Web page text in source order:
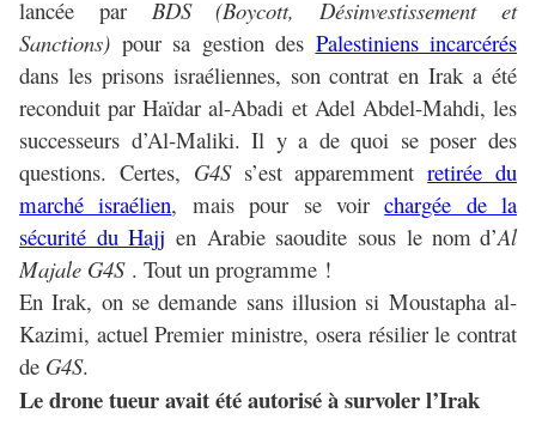
lancée par BDS
(Boycott, Désinvestissement et
Sanctions) pour sa gestion des Palestiniens incarcérés
dans les prisons israéliennes, son contrat en Irak a été
reconduit par Haïdar al-Abadi et Adel Abdel-Mahdi, les
successeurs d’Al-Maliki. Il y a de quoi se poser des
questions. Certes, G4Ss’est apparemmentretirée du
marché israélien, mais pour se voirchargée de la
sécurité du Hajj en Arabie saoudite sous le nom d’Al
Majale G4S. Tout un programme !
En Irak, on se demande sans illusion si Moustapha al-
Kazimi, actuel Premier ministre, osera résilier le contrat
de G4S.
Le drone tueur avait été autorisé à survoler l’Irak